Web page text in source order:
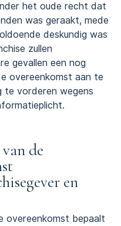
het oude recht dat
was geraakt, mede
deskundig was
zullen
gevallen een nog
overeenkomst aan te
te vorderen wegens
de
en
overeenkomst bepaalt